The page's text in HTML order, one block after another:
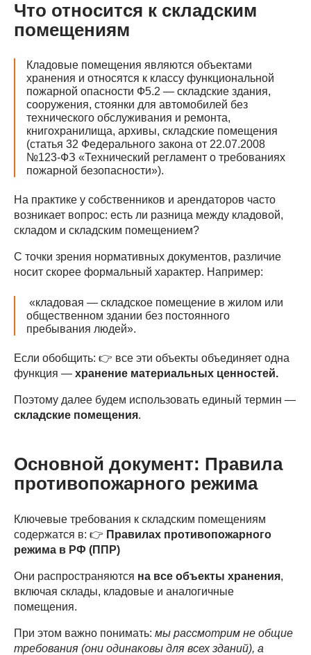
Что относится к складским
помещениям
Кладовые помещения являются объектами
хранения и относятся к классу функциональной
пожарной опасности Ф5.2 — складские здания,
сооружения, стоянки для автомобилей без
технического обслуживания и ремонта,
книгохранилища, архивы, складские помещения
(статья 32 Федерального закона от 22.07.2008
№123-ФЗ «Технический регламент о требованиях
пожарной безопасности»).
На практике у собственников и арендаторов часто
возникает вопрос: есть ли разница между кладовой,
складом и складским помещением?
С точки зрения нормативных документов, различие
носит скорее формальный характер. Например:
«кладовая — складское помещение в жилом или
общественном здании без постоянного
пребывания людей».
Если обобщить: 👉 все эти объекты объединяет одна
функция — хранение материальных ценностей.
Поэтому далее будем использовать единый термин —
складские помещения.
Основной документ: Правила
противопожарного режима
Ключевые требования к складским помещениям
содержатся в: 👉 Правилах противопожарного
режима в РФ (ППР)
Они распространяются на все объекты хранения,
включая склады, кладовые и аналогичные
помещения.
При этом важно понимать: мы рассмотрим не общие
требования (они одинаковы для всех зданий), а